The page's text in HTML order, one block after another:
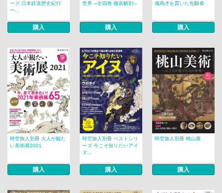
ーズ 日本鉄道歴史紀行
ー...
購入
世界 ─全四巻 徹底解剖─
購入
魂商才を貫いた先駆者
購入
時空旅人別冊 大人が観た
い美術展2021
購入
時空旅人別冊 ベストシリ
ーズ 今こそ知りたいアイ
ヌ...
購入
時空旅人別冊 桃山展
購入